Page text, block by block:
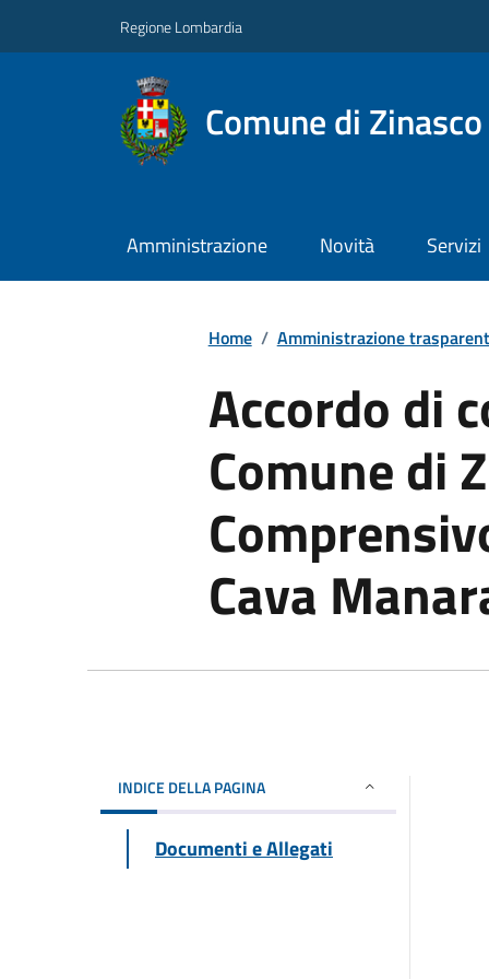
Regione Lombardia
Comune di Zinasco
Amministrazione Novità Servizi
Home / Amministrazione
Accordo di
Comune di
Cava
INDICE DELLA PAGINA
Documenti e Allegati